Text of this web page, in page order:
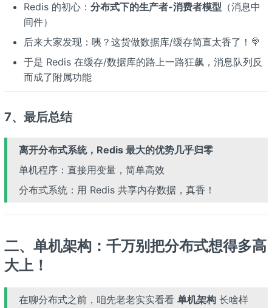
Redis 的初心： 分布式下的生产者-消费者模型 （消息中
间件）
后来大家发现：咦？这货做数据库/缓存简直太香了！🍭
于是 Redis 在缓存/数据库的路上一路狂飙，消息队列反
而成了附属功能
7、最后总结
离开分布式系统，Redis 最大的优势几乎归零
单机程序：直接用变量，简单高效
分布式系统：用 Redis 共享内存数据，真香！
二、单机架构：千万别把分布式想得多高
大上！
在聊分布式之前，咱先老老实实看看 单机架构长啥样